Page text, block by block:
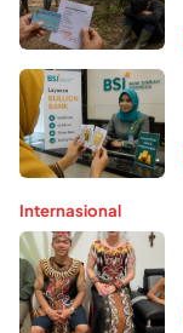
Internasional